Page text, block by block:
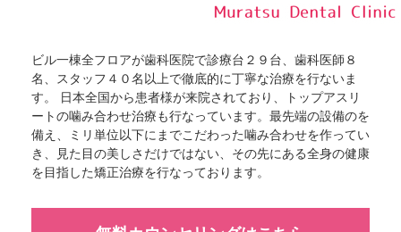
ビル一棟全フロアが歯科医院で診療台２９台、歯科医師８
名、スタッフ４０名以上で徹底的に丁寧な治療を行ないま
す。 日本全国から患者様が来院されており、トップアスリ
ートの噛み合わせ治療も行なっています。最先端の設備のを
備え、ミリ単位以下にまでこだわった噛み合わせを作ってい
き、見た目の美しさだけではない、その先にある全身の健康
を目指した矯正治療を行なっております。